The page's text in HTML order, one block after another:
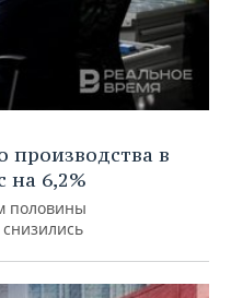
в
на 6,2%
половины